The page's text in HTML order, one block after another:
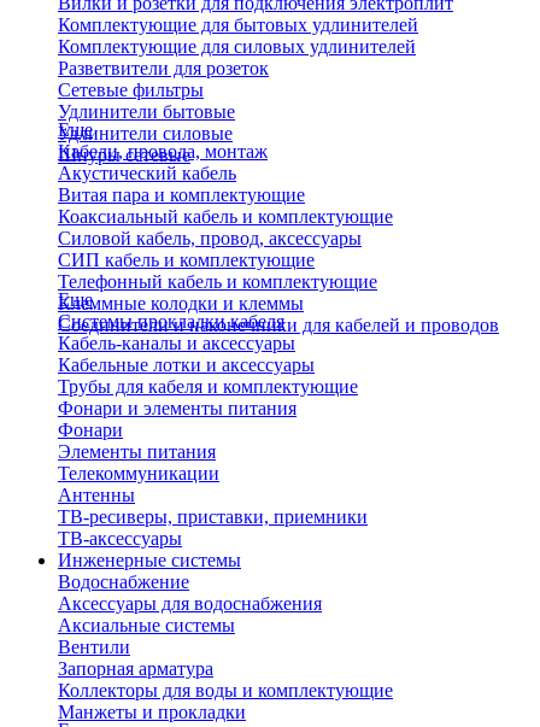
Комплектующие для бытовых удлинителей
Комплектующие для силовых удлинителей
Разветвители для розеток
Сетевые фильтры
Удлинители бытовые
Удлинители силовые
Шнуры сетевые
Еще
Кабели, провода, монтаж
Акустический кабель
Витая пара и комплектующие
Коаксиальный кабель и комплектующие
Силовой кабель, провод, аксессуары
СИП кабель и комплектующие
Телефонный кабель и комплектующие
Клеммные колодки и клеммы
Соединители и наконечники для кабелей и проводов
Еще
Системы прокладки кабеля
Кабель-каналы и аксессуары
Кабельные лотки и аксессуары
Трубы для кабеля и комплектующие
Фонари и элементы питания
Фонари
Элементы питания
Телекоммуникации
Антенны
ТВ-ресиверы, приставки, приемники
ТВ-аксессуары
Инженерные системы
Водоснабжение
Аксессуары для водоснабжения
Аксиальные системы
Вентили
Запорная арматура
Коллекторы для воды и комплектующие
Манжеты и прокладки